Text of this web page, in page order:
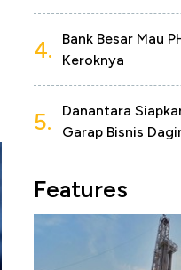
4.
Bank Besar Mau
Keroknya
5.
Danantara
Garap Bisnis
Features